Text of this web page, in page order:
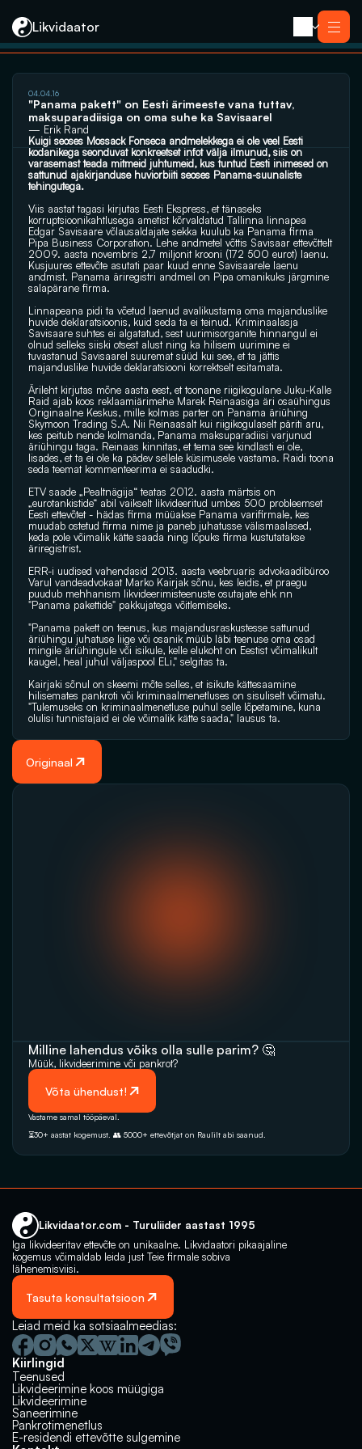
Likvidaator
Teenused
Likvideerimine koos müügiga
Likvideerimine
Saneerimine
Pankrotimenetlus
E-residendi ettevõtte sulgemine
Kontakt
04.04.16
"Panama pakett" on Eesti ärimeeste vana tuttav,
maksuparadiisiga on oma suhe ka Savisaarel
— Erik Rand
Kuigi seoses Mossack Fonseca andmelekkega ei ole veel Eesti
kodanikega seonduvat konkreetset infot välja ilmunud, siis on
varasemast teada mitmeid juhtumeid, kus tuntud Eesti inimesed on
sattunud ajakirjanduse huviorbiiti seoses Panama-suunaliste
tehingutega.
Viis aastat tagasi kirjutas Eesti Ekspress, et tänaseks
korruptsioonikahtlusega ametist kõrvaldatud Tallinna linnapea
Edgar Savisaare võlausaldajate sekka kuulub ka Panama firma
Pipa Business Corporation. Lehe andmetel võttis Savisaar ettevõttelt
2009. aasta novembris 2,7 miljonit krooni (172 500 eurot) laenu.
Kusjuures ettevõte asutati paar kuud enne Savisaarele laenu
andmist. Panama äriregistri andmeil on Pipa omanikuks järgmine
salapärane firma.
Linnapeana pidi ta võetud laenud avalikustama oma majanduslike
huvide deklaratsioonis, kuid seda ta ei teinud. Kriminaalasja
Savisaare suhtes ei algatatud, sest uurimisorganite hinnangul ei
olnud selleks siiski otsest alust ning ka hilisem uurimine ei
tuvastanud Savisaarel suuremat süüd kui see, et ta jättis
majanduslike huvide deklaratsiooni korrektselt esitamata.
Ärileht kirjutas mõne aasta eest, et toonane riigikogulane Juku-Kalle
Raid ajab koos reklaamiärimehe Marek Reinaasiga äri osaühingus
Originaalne Keskus, mille kolmas parter on Panama äriühing
Skymoon Trading S.A. Nii Reinaasalt kui riigikogulaselt päriti aru,
kes peitub nende kolmanda, Panama maksuparadiisi varjunud
äriühingu taga. Reinaas kinnitas, et tema see kindlasti ei ole,
lisades, et ta ei ole ka pädev sellele küsimusele vastama. Raidi toona
seda teemat kommenteerima ei saadudki.
ETV saade „Pealtnägija“ teatas 2012. aasta märtsis on
„eurotankistide“ abil vaikselt likvideeritud umbes 500 probleemset
Eesti ettevõtet - hädas firma müüakse Panama varifirmale, kes
muudab ostetud firma nime ja paneb juhatusse välismaalased,
keda pole võimalik kätte saada ning lõpuks firma kustutatakse
äriregistrist.
ERR-i uudised vahendasid 2013. aasta veebruaris advokaadibüroo
Varul vandeadvokaat Marko Kairjak sõnu, kes leidis, et praegu
puudub mehhanism likvideerimisteenuste osutajate ehk nn
"Panama pakettide" pakkujatega võitlemiseks.
"Panama pakett on teenus, kus majandusraskustesse sattunud
äriühingu juhatuse liige või osanik müüb läbi teenuse oma osad
mingile äriühingule või isikule, kelle elukoht on Eestist võimalikult
kaugel, heal juhul väljaspool ELi," selgitas ta.
Kairjaki sõnul on skeemi mõte selles, et isikute kättesaamine
hilisemates pankroti või kriminaalmenetluses on sisuliselt võimatu.
"Tulemuseks on kriminaalmenetluse puhul selle lõpetamine, kuna
olulisi tunnistajaid ei ole võimalik kätte saada," lausus ta.
Originaal
Milline lahendus võiks olla sulle parim? 🤔
Müük, likvideerimine‬‭ või pankrot?
Võta ühendust!
Vastame samal tööpäeval.
⏳30+ aastat kogemust. 👥 5000+‭ ettevõtjat on Raulilt abi saanud.‬
Likvidaator.com - Turuliider aastast 1995
Iga likvideeritav ettevõte on unikaalne. Likvidaatori pikaajaline
kogemus võimaldab leida just Teie firmale sobiva
lähenemisviisi.
Tasuta konsultatsioon
Leiad meid ka sotsiaalmeedias:
Kiirlingid
Teenused
Likvideerimine koos müügiga
Likvideerimine
Saneerimine
Pankrotimenetlus
E-residendi ettevõtte sulgemine